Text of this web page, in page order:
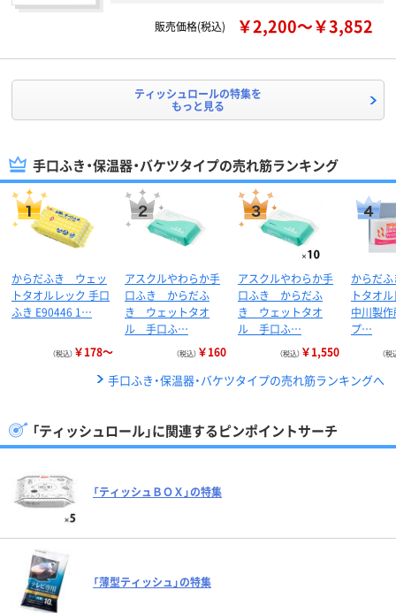
販売価格(税込) ￥2,200～￥3,852
ティッシュロールの特集を
もっと見る
手口ふき・保温器・バケツタイプの売れ筋ランキング
からだふき ウェッ
トタオルレック 手口
ふき E90446 1…
（税込） ￥178～
アスクルやわらか手
口ふき からだふ
き ウェットタオ
ル 手口ふ…
（税込） ￥160
アスクルやわらか手
口ふき からだふ
き ウェットタオ
ル 手口ふ…
（税込） ￥1,550
からだ
トタオル
中川製
プ…
（税
手口ふき・保温器・バケツタイプの売れ筋ランキングへ
「ティッシュロール」に関連するピンポイントサーチ
「ティッシュＢＯＸ」の特集
「薄型ティッシュ」の特集